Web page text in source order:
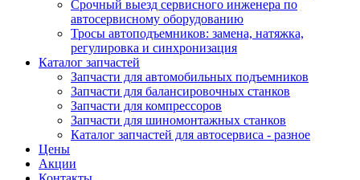
Срочный выезд сервисного инженера по
автосервисному оборудованию
Тросы автоподъемников: замена, натяжка,
регулировка и синхронизация
Каталог запчастей
Запчасти для автомобильных подъемников
Запчасти для балансировочных станков
Запчасти для компрессоров
Запчасти для шиномонтажных станков
Каталог запчастей для автосервиса - разное
Цены
Акции